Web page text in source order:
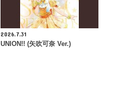
2026.7.31
UNION!! (矢吹可奈 Ver.)